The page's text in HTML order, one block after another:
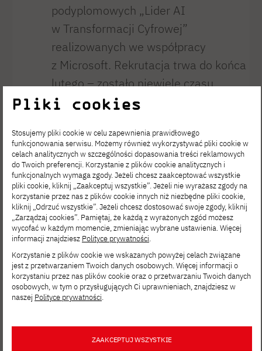
podyplomowych „Lider AI
w Transformacji Cyfrowej”
realizowanych we współpracy
z Microsoft. Rekrutacja trwa do końca
lutego – zostało niewiele czasu
na dołączenie! Bądź AI-First i zmień
Dynamiczny rozwój generatywnej AI
i rosnące znaczenie danych zmieniają
sposób podejmowania decyzji,
budowania strategii
oraz projektowania procesów
w organizacjach. Studia podyplomowe
[…]
Ruszyła
rekrutacja
na kursy
Pliki cookies
Stosujemy pliki cookie w celu zapewnienia prawidłowego
funkcjonowania serwisu. Możemy również wykorzystywać pliki cookie w
celach analitycznych w szczególności dopasowania treści reklamowych
do Twoich preferencji. Korzystanie z plików cookie analitycznych i
funkcjonalnych wymaga zgody. Jeżeli chcesz zaakceptować wszystkie
pliki cookie, kliknij „Zaakceptuj wszystkie”. Jeżeli nie wyrażasz zgody na
korzystanie przez nas z plików cookie innych niż niezbędne pliki cookie,
kliknij „Odrzuć wszystkie”. Jeżeli chcesz dostosować swoje zgody, kliknij
„Zarządzaj cookies”. Pamiętaj, że każdą z wyrażonych zgód możesz
wycofać w każdym momencie, zmieniając wybrane ustawienia. Więcej
informacji znajdziesz Polityce prywatności.
Korzystanie z plików cookie we wskazanych powyżej celach związane
jest z przetwarzaniem Twoich danych osobowych. Więcej informacji o
korzystaniu przez nas plików cookie oraz o przetwarzaniu Twoich danych
osobowych, w tym o przysługujących Ci uprawnieniach, znajdziesz w
naszej Polityce prywatności.
ZAAKCEPTUJ WSZYSTKIE